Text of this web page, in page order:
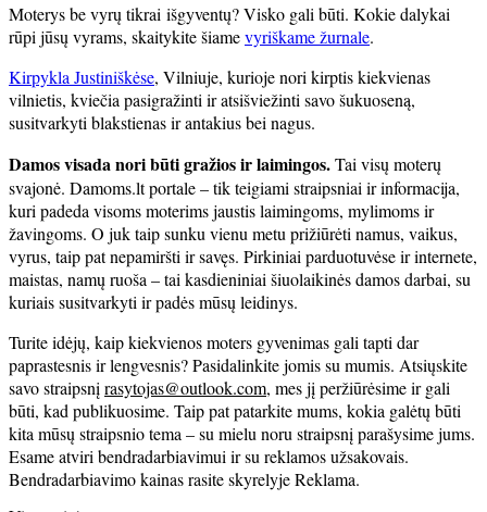
Moterys be vyrų tikrai išgyventų? Visko gali būti. Kokie dalykai
rūpi jūsų vyrams, skaitykite šiamevyriškame žurnale.
Kirpykla Justiniškėse, Vilniuje, kurioje nori kirptis kiekvienas
vilnietis, kviečia pasigražinti ir atsišviežinti savo šukuoseną,
susitvarkyti blakstienas ir antakius bei nagus.
Damos visada nori būti gražios ir laimingos.Tai visų moterų
svajonė. Damoms.lt portale – tik teigiami straipsniai ir informacija,
kuri padeda visoms moterims jaustis laimingoms, mylimoms ir
žavingoms. O juk taip sunku vienu metu prižiūrėti namus, vaikus,
vyrus, taip pat nepamiršti ir savęs. Pirkiniai parduotuvėse ir internete,
maistas, namų ruoša – tai kasdieniniai šiuolaikinės damos darbai, su
kuriais susitvarkyti ir padės mūsų leidinys.
Turite idėjų, kaip kiekvienos moters gyvenimas gali tapti dar
paprastesnis ir lengvesnis? Pasidalinkite jomis su mumis. Atsiųskite
savo straipsnį rasytojas@outlook.com, mes jį peržiūrėsime ir gali
būti, kad publikuosime. Taip pat patarkite mums, kokia galėtų būti
kita mūsų straipsnio tema – su mielu noru straipsnį parašysime jums.
Esame atviri bendradarbiavimui ir su reklamos užsakovais.
Bendradarbiavimo kainas rasite skyrelyje Reklama.